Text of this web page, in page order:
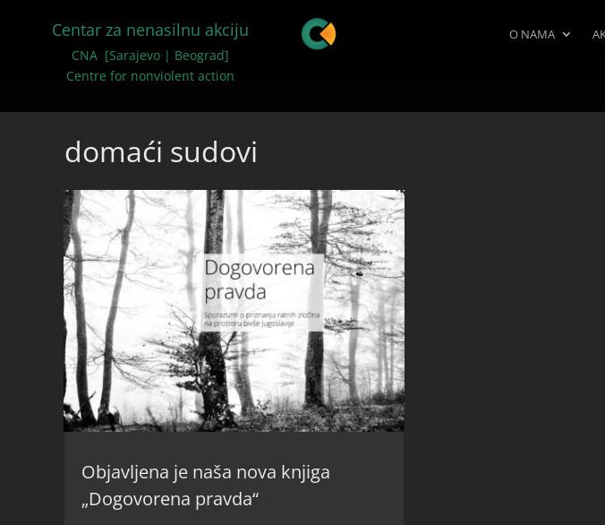
Centar za nenasilnu akciju
CNA [Sarajevo | Beograd]
Centre for nonviolent action
O NAMA
domaći sudovi
Objavljena je naša nova knjiga
„Dogovorena pravda“